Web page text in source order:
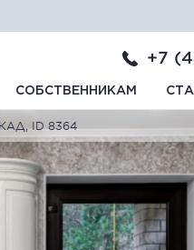
+7
СОБСТВЕННИКАМ
ID 8364